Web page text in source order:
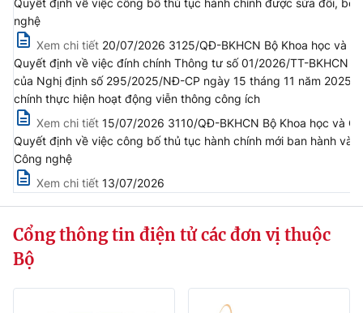
Quyết định về việc công bố thủ tục hành chính được sửa đổi,
nghệ
Xem chi tiết 20/07/2026 3125/QĐ-BKHCN Bộ Khoa học và
Quyết định về việc đính chính Thông tư số 01/2026/TT-BKHCN
của Nghị định số 295/2025/NĐ-CP ngày 15 tháng 11 năm 2025
chính thực hiện hoạt động viễn thông công ích
Xem chi tiết 15/07/2026 3110/QĐ-BKHCN Bộ Khoa học và
Quyết định về việc công bố thủ tục hành chính mới ban hành
Công nghệ
Xem chi tiết 13/07/2026
Cổng thông tin điện tử các đơn vị thuộc
Bộ